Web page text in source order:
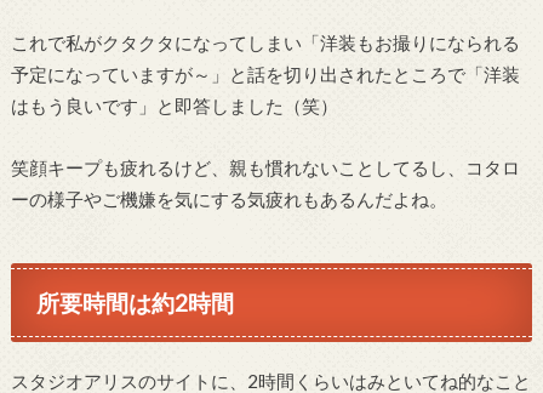
これで私がクタクタになってしまい「洋装もお撮りになられる
予定になっていますが～」と話を切り出されたところで「洋装
はもう良いです」と即答しました（笑）
笑顔キープも疲れるけど、親も慣れないことしてるし、コタロ
ーの様子やご機嫌を気にする気疲れもあるんだよね。
所要時間は約2時間
スタジオアリスのサイトに、2時間くらいはみといてね的なこと